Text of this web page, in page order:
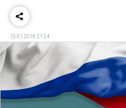
15.01.2016 21:24